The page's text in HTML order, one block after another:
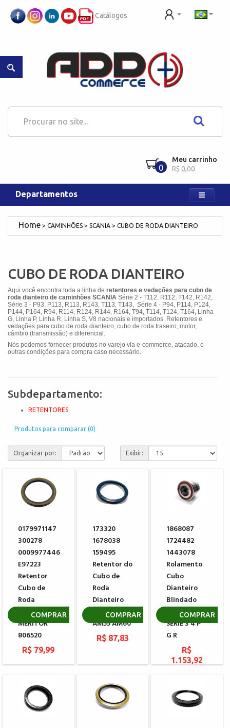
Catálogos
0
Meu carrinho
R$ 0,00
Departamentos
CAMINHÕES SCANIA CUBO DE RODA DIANTEIRO
CUBO DE RODA DIANTEIRO
Aqui você encontra toda a linha de retentores e vedações para cubo de
roda dianteiro de caminhões SCANIA Série 2 - T112, R112, T142, R142,
Série 3 - P93, P113, R113, R143, T113, T143, Série 4 - P94, P114, P124,
P144, P164, R94, R114, R124, R144, R164, T94, T114, T124, T164, Linha
G, Linha P, Linha R, Linha S, V8 nacionais e importados. Retentores e
vedações para cubo de roda dianteiro, cubo de roda traseiro, motor,
câmbio (transmissão) e diferencial.
Nós podemos fornecer produtos no varejo via e-commerce, atacado, e
outras condições para compra caso necessário.
Subdepartamento:
RETENTORES
Produtos para comparar (0)
Organizar por: Exibir:
0179971147
300278
0009977446
E97223
Retentor
Cubo de
Roda
Traseiro
MERITOR
806520
R$ 79,99
COMPRAR
173320
1678038
159495
Retentor do
Cubo de
Roda
Dianteiro
SCANIA
AM55 AM60
R$ 87,83
COMPRAR
1868087
1724482
1443078
Rolamento
Cubo
Dianteiro
Blindado
SCANIA
SERIE 3 4 P
G R
R$
1.153,92
COMPRAR